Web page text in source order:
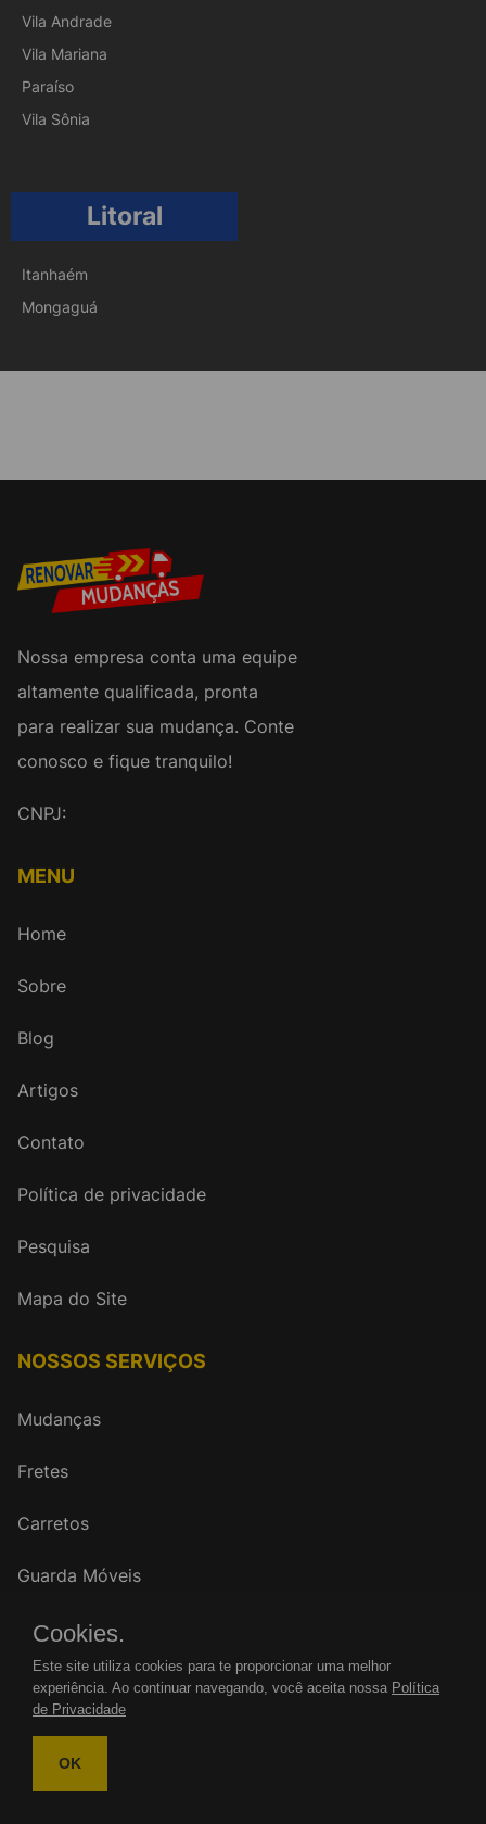
Vila Andrade
Vila Mariana
Paraíso
Vila Sônia
Litoral
Itanhaém
Mongaguá
Nossa empresa conta uma equipe
altamente qualificada, pronta
para realizar sua mudança. Conte
conosco e fique tranquilo!
CNPJ:
MENU
Home
Sobre
Blog
Artigos
Contato
Política de privacidade
Pesquisa
Mapa do Site
NOSSOS SERVIÇOS
Mudanças
Fretes
Carretos
Guarda Móveis
FALE CONOSCO
WhatsApp: (11)
Cookies.
Este site utiliza cookies para te proporcionar uma melhor
experiência. Ao continuar navegando, você aceita nossa Política
de Privacidade
OK